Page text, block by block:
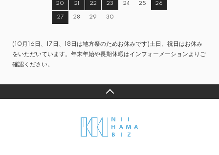
20 21 22 23 24 25 26
27 28 29 30
(10月16日、17日、18日は地方祭のためお休みです)土日、祝日はお休み
をいただいています。年末年始や長期休暇はインフォーメーションよりご
確認ください。